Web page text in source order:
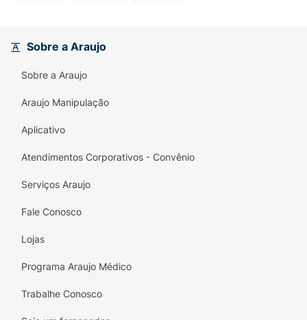
Proteína Bruta (mín.) 230g/kg - 23,00%
Extrato Etéreo (mín.) 120g/kg - 12,00%
Matéria Fibrosa (máx.) 30g/kg - 3,00%
Matéria Mineral (máx.) 80g/kg - 8,00%
Cálcio (mín.) 10g/kg - 1,00%
Cálcio (máx.) 20g/kg - 2,00%
Fósforo (mín.) 7.000mg/kg - 0,70%
Sódio (mín.) 2.000mg/kg - 0,20%
Potássio (mín.) 5.500mg/kg - 0,55%
Ômega 6 (mín.) 20g/kg - 2,00%
Sobre a Araujo
Sobre a Araujo
Araujo Manipulação
Aplicativo
Atendimentos Corporativos - Convênio
Serviços Araujo
Fale Conosco
Lojas
Programa Araujo Médico
Trabalhe Conosco